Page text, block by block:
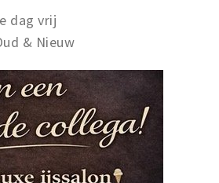
dag vrij
& Nieuw